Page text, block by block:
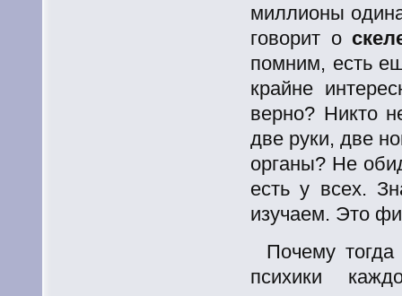
миллионы
говорит о
помним, есть
крайне
верно? Никто
две руки, две
органы? Не
есть у всех.
изучаем. Это
Почему
психики